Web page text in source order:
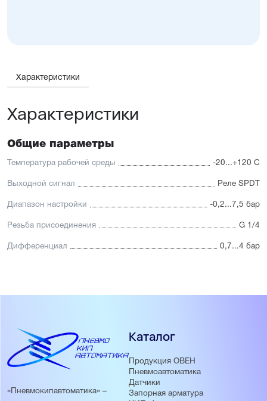
Характеристики
Характеристики
Общие параметры
Температура рабочей среды -20...+120 С
Выходной сигнал Реле SPDT
Диапазон настройки -0,2...7,5 бар
Резьба присоединения G 1/4
Дифференциал 0,7...4 бар
«Пневмокипавтоматика» –
Каталог
Продукция ОВЕН
Пневмоавтоматика
Датчики
Запорная арматура